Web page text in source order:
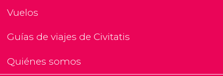
Vuelos
Guías de viajes de Civitatis
Quiénes somos